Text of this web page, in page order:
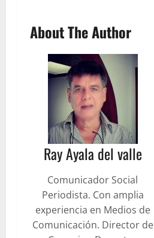
About The Author
Ray Ayala del valle
Comunicador Social
Periodista. Con amplia
experiencia en Medios de
Comunicación. Director de